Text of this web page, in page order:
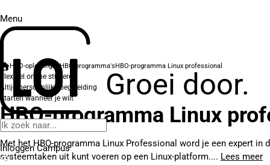
Menu
Groei door.
Inloggen Campus
HBO-opleidingenHBO-programma'sHBO-programma Linux professional
Flexibel online studeren
Altijd persoonlijke begeleiding
Starten wanneer je wilt
HBO-programma Linux
Met het HBO-programma Linux Professional word je een expert
systeemtaken uit kunt voeren op een Linux-platform.... Lees meer